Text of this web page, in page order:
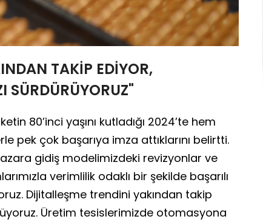
TAKİP EDİYOR,
SÜRDÜRÜYORUZ"
80’inci yaşını kutladığı 2024’te hem
pek çok başarıya imza attıklarını belirtti.
gidiş modelimizdeki revizyonlar ve
verimlilik odaklı bir şekilde başarılı
Dijitalleşme trendini yakından takip
Üretim tesislerimizde otomasyona